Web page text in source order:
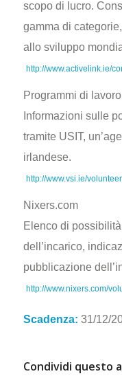
scopo di lucro.
gamma di
allo sviluppo
http://www.activelink.ie/
Programmi di
Informazioni sulle
tramite USIT,
irlandese.
http://www.vsi.ie/
Nixers.com
Elenco di
dell’incarico,
pubblicazione
http://www.nixers.com/
Scadenza: 31/12/
Condividi questo